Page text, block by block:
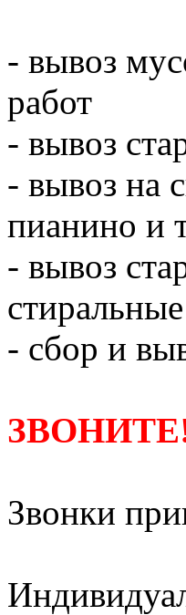
- вывоз
работ
- вывоз
- вывоз на
пианино и
- вывоз
- сбор и
Звонки